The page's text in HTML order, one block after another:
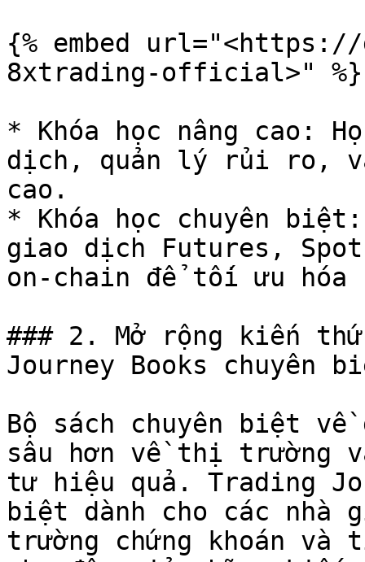
{% embed
8xtrading-official>" %}
* Khóa học nâng cao:
dịch, quản lý rủi ro,
cao.
* Khóa học chuyên
giao dịch Futures,
on-chain để tối ưu hóa
### 2. Mở rộng kiến
Journey Books chuyên
Bộ sách chuyên biệt
sâu hơn về thị trường
tư hiệu quả. Trading
biệt dành cho các
trường chứng khoán và